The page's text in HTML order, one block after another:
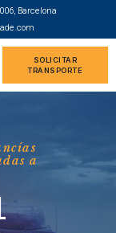
Barcelona
SOLICITAR
TRANSPORTE
a